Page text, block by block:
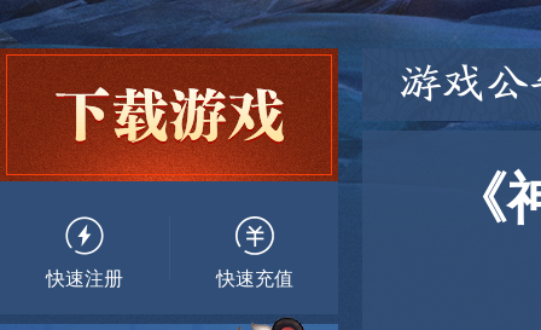
快速注册 快速充值
游戏